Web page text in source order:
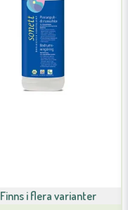
Finns i flera varianter